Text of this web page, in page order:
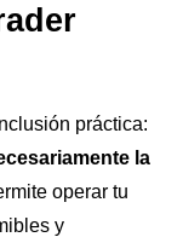
práctica:
la
operar tu
y